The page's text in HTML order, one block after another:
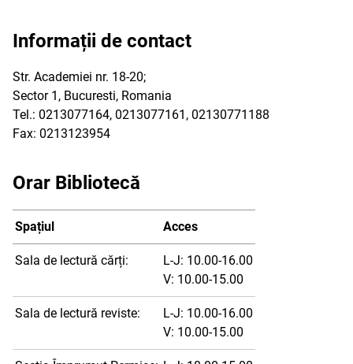
Informații de contact
Str. Academiei nr. 18-20;
Sector 1, Bucuresti, Romania
Tel.: 0213077164, 0213077161, 02130771188
Fax: 0213123954
Orar Bibliotecă
Spațiul Acces
Sala de lectură cărți:
L-J: 10.00-16.00
V: 10.00-15.00
Sala de lectură reviste:
L-J: 10.00-16.00
V: 10.00-15.00